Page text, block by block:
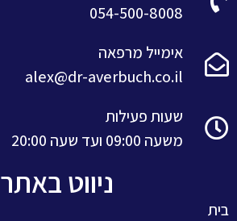
054-500-8008
אימייל מרפאה
alex@dr-averbuch.co.il
שעות פעילות
משעה 09:00 ועד שעה 20:00
ניווט באתר
בית